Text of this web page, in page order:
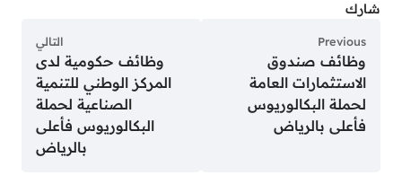
شارك
Previous
وظائف صندوق
الاستثمارات العامة
لحملة البكالوريوس
فأعلى بالرياض
التالي
وظائف حكومية لدى
المركز الوطني للتنمية
الصناعية لحملة
البكالوريوس فأعلى
بالرياض